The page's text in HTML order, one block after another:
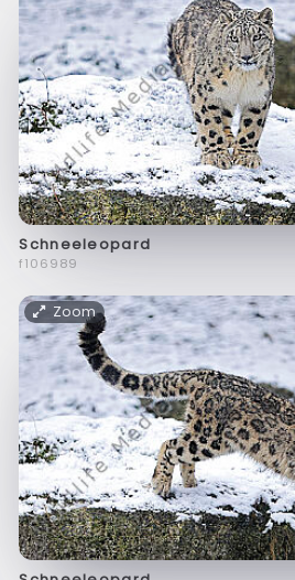
Schneeleopard
f106989
Zoom